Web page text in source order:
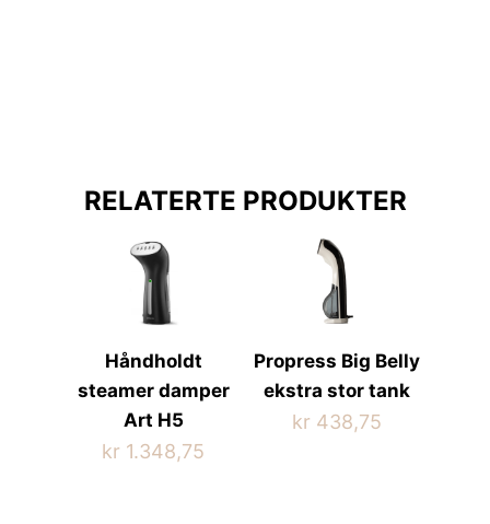
på
produktsiden
RELATERTE PRODUKTER
Håndholdt
steamer damper
Art H5
kr 1.348,75
Propress Big Belly
ekstra stor tank
kr 438,75